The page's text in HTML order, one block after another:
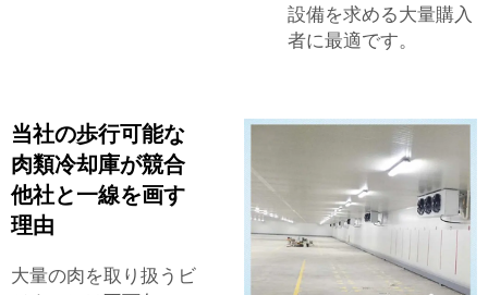
設備を求める大量購入
者に最適です。
当社の歩行可能な
肉類冷却庫が競合
他社と一線を画す
理由
大量の肉を取り扱うビ